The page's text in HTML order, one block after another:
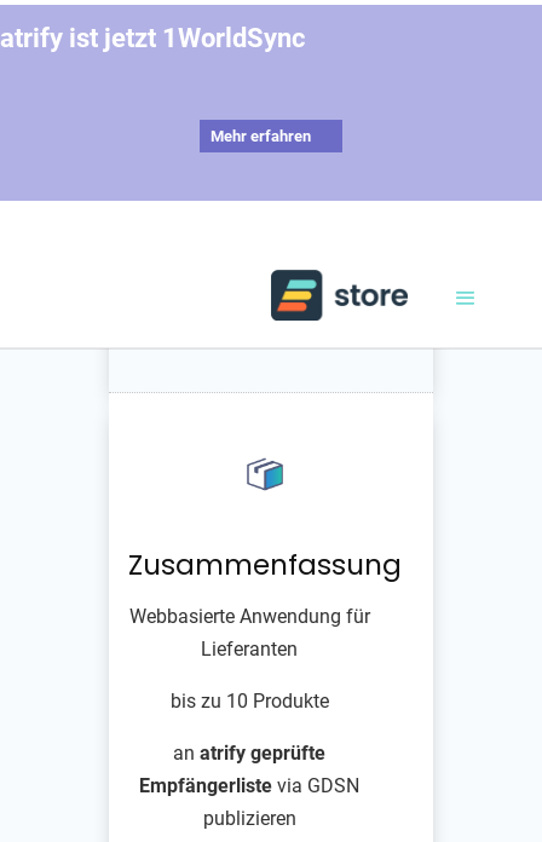
atrify ist jetzt 1WorldSync
Mehr erfahren
Bestellungen
abschließen
Zusammenfassung
Webbasierte Anwendung für
Lieferanten
bis zu 10 Produkte
anatrify geprüfte
Empfängerliste via GDSN
publizieren